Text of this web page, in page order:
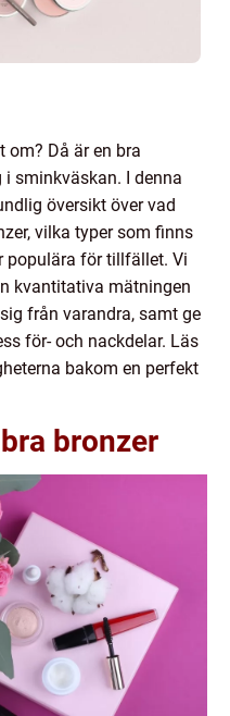
om? Då är en bra
sminkväskan. I denna
översikt över vad
vilka typer som finns
populära för tillfället. Vi
kvantitativa mätningen
från varandra, samt ge
för- och nackdelar. Läs
bakom en perfekt
bronzer